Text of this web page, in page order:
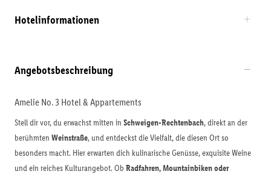
Hotelinformationen
Angebotsbeschreibung
Amelie No. 3 Hotel & Appartements
Stell dir vor, du erwachst mitten in Schweigen-Rechtenbach, direkt an der
berühmten Weinstraße, und entdeckst die Vielfalt, die diesen Ort so
besonders macht. Hier erwarten dich kulinarische Genüsse, exquisite Weine
und ein reiches Kulturangebot. Ob Radfahren, Mountainbiken oder